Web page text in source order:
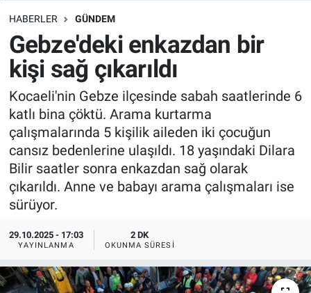
HABERLER GÜNDEM
Gebze'deki enkazdan bir
kişi sağ çıkarıldı
Kocaeli'nin Gebze ilçesinde sabah saatlerinde 6
katlı bina çöktü. Arama kurtarma
çalışmalarında 5 kişilik aileden iki çocuğun
cansız bedenlerine ulaşıldı. 18 yaşındaki Dilara
Bilir saatler sonra enkazdan sağ olarak
çıkarıldı. Anne ve babayı arama çalışmaları ise
sürüyor.
29.10.2025 - 17:03
YAYINLANMA
2 DK
OKUNMA SÜRESI